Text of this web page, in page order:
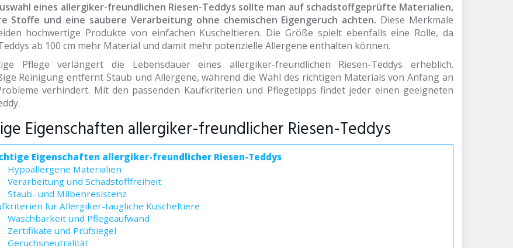
eines allergiker-freundlichen Riesen-Teddys sollte man auf schadstoffgeprüfte Materialien,
Stoffe und eine saubere Verarbeitung ohne chemischen Eigengeruch achten. Diese Merkmale
hochwertige Produkte von einfachen Kuscheltieren. Die Größe spielt ebenfalls eine Rolle, da
ab 100 cm mehr Material und damit mehr potenzielle Allergene enthalten können.
Pflege verlängert die Lebensdauer eines allergiker-freundlichen Riesen-Teddys erheblich.
Reinigung entfernt Staub und Allergene, während die Wahl des richtigen Materials von Anfang an
verhindert. Mit den passenden Kaufkriterien und Pflegetipps findet jeder einen geeigneten
Eigenschaften allergiker-freundlicher Riesen-Teddys
Eigenschaften allergiker-freundlicher Riesen-Teddys
Hypoallergene Materialien
Verarbeitung und Schadstofffreiheit
Staub- und Milbenresistenz
für Allergiker-taugliche Kuscheltiere
Waschbarkeit und Pflegeaufwand
Zertifikate und Prüfsiegel
Geruchsneutralität